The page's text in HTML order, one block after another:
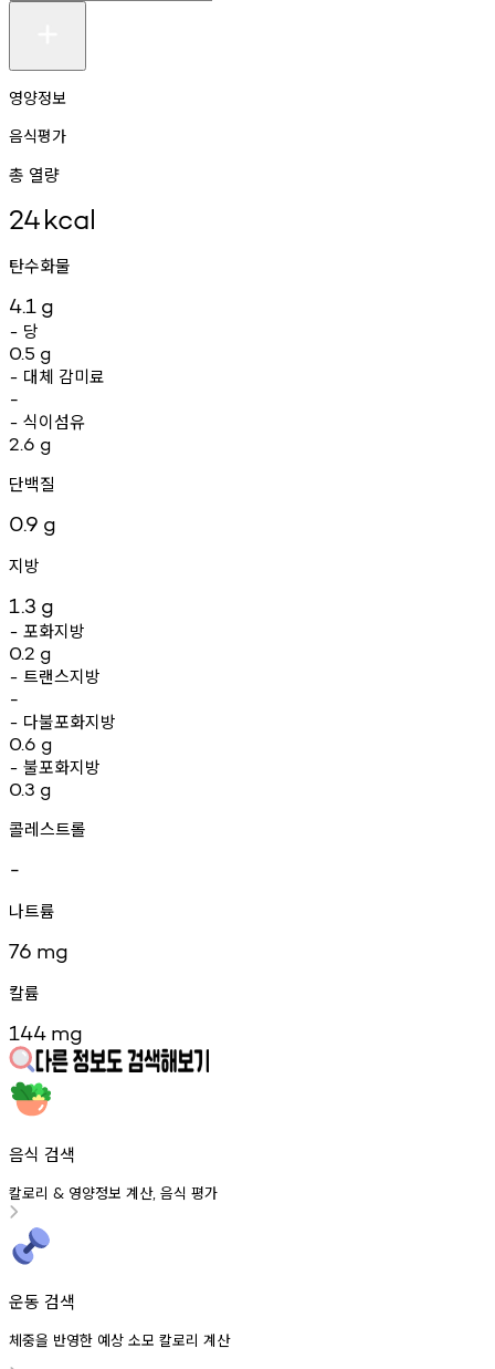
영양정보
음식평가
총 열량
24kcal
탄수화물
4.1 g
- 당
0.5 g
- 대체 감미료
-
- 식이섬유
2.6 g
단백질
0.9 g
지방
1.3 g
- 포화지방
0.2 g
- 트랜스지방
-
- 다불포화지방
0.6 g
- 불포화지방
0.3 g
콜레스트롤
-
나트륨
76 mg
칼륨
144 mg
음식 검색
칼로리 & 영양정보 계산, 음식 평가
운동 검색
체중을 반영한 예상 소모 칼로리 계산